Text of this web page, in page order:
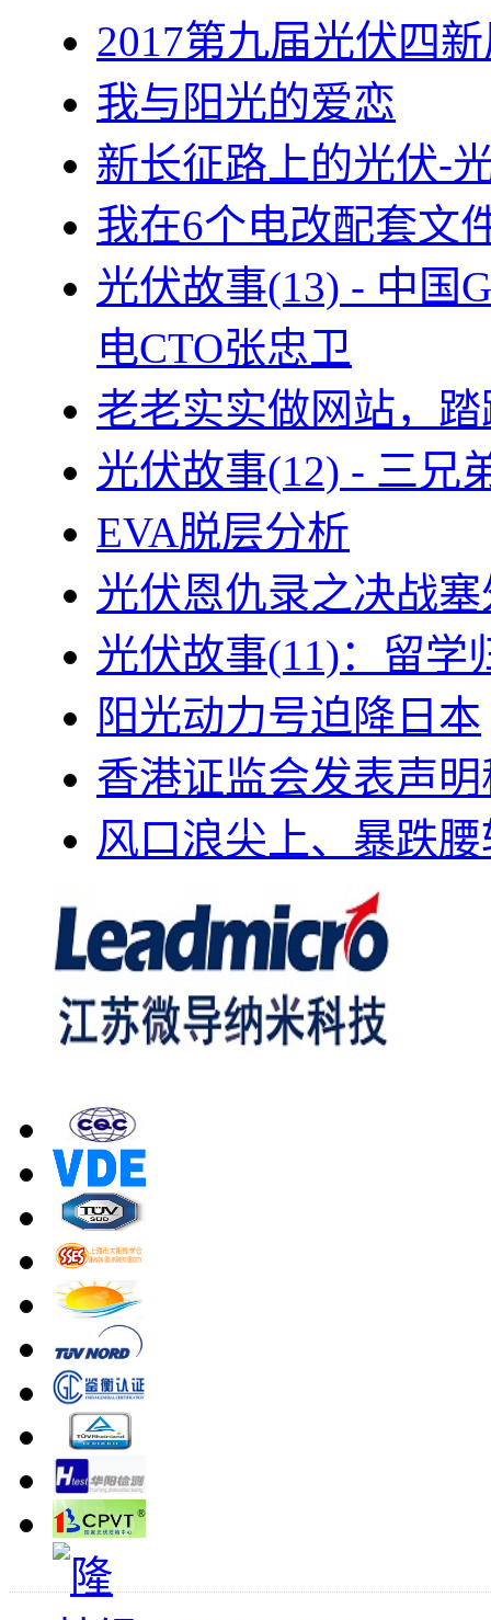
2017第九届光伏四
我与阳光的爱恋
新长征路上的光伏-
我在6个电改配套文
光伏故事(13) - 中国
电CTO张忠卫
老老实实做网站，
光伏故事(12) - 三兄
EVA脱层分析
光伏恩仇录之决战
光伏故事(11)：留学
阳光动力号迫降日本
香港证监会发表声
风口浪尖上、暴跌